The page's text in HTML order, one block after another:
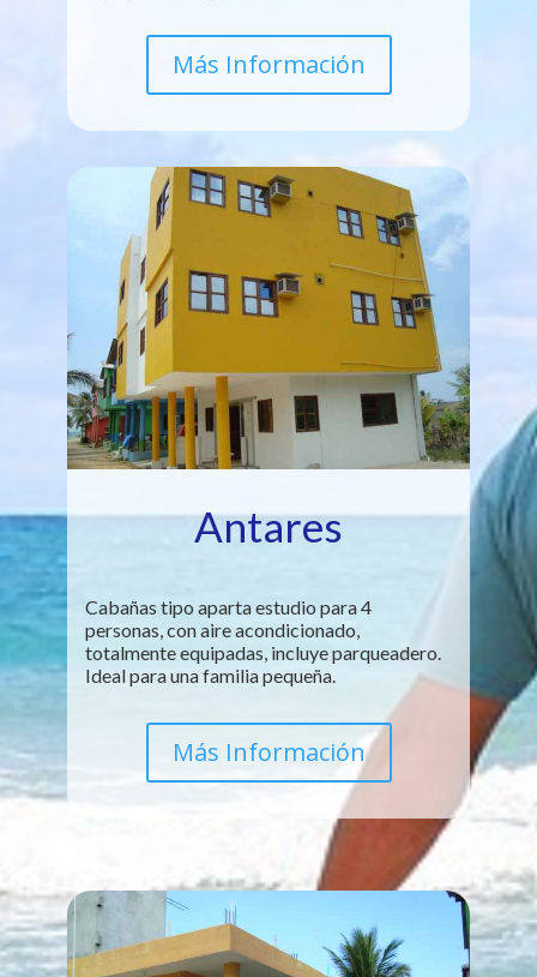
Más Información
Antares
Cabañas tipo aparta estudio para 4
personas, con aire acondicionado,
totalmente equipadas, incluye parqueadero.
Ideal para una familia pequeña.
Más Información